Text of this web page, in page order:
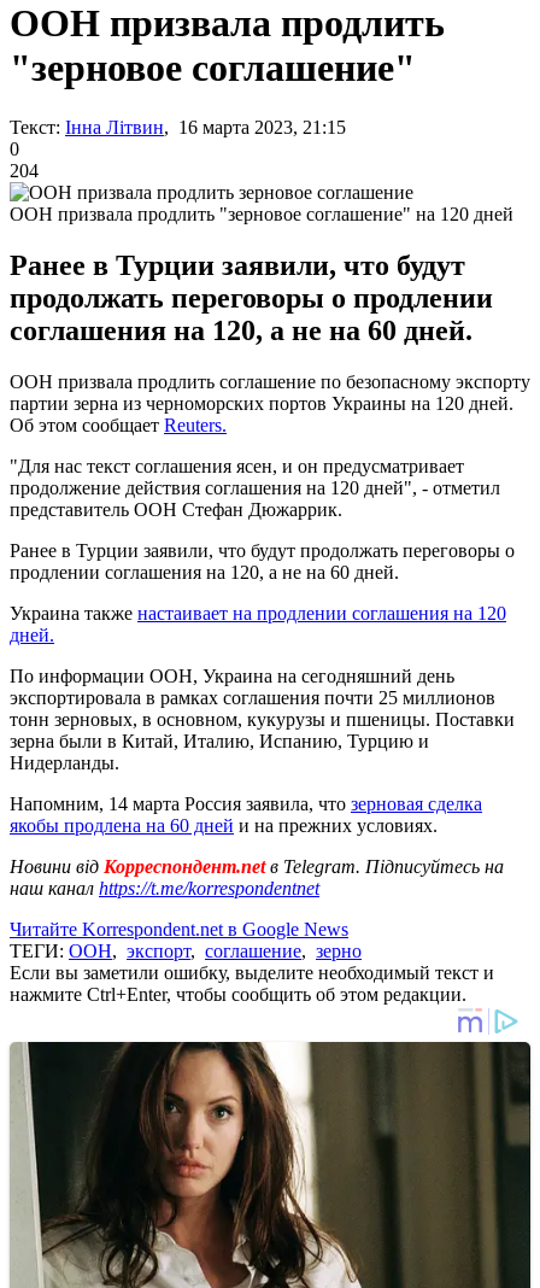
ООН призвала продлить
"зерновое соглашение"
Текст: Інна Літвин, 16 марта 2023, 21:15
0
204
ООН призвала продлить "зерновое соглашение" на 120 дней
Ранее в Турции заявили, что будут
продолжать переговоры о продлении
соглашения на 120, а не на 60 дней.
ООН призвала продлить соглашение по безопасному экспорту
партии зерна из черноморских портов Украины на 120 дней.
Об этом сообщает Reuters.
"Для нас текст соглашения ясен, и он предусматривает
продолжение действия соглашения на 120 дней", - отметил
представитель ООН Стефан Дюжаррик.
Ранее в Турции заявили, что будут продолжать переговоры о
продлении соглашения на 120, а не на 60 дней.
Украина также настаивает на продлении соглашения на 120
дней.
По информации ООН, Украина на сегодняшний день
экспортировала в рамках соглашения почти 25 миллионов
тонн зерновых, в основном, кукурузы и пшеницы. Поставки
зерна были в Китай, Италию, Испанию, Турцию и
Нидерланды.
Напомним, 14 марта Россия заявила, что зерновая сделка
якобы продлена на 60 дней и на прежних условиях.
Новини від Корреспондент.netв Telegram. Підписуйтесь на
наш канал https://t.me/korrespondentnet
Читайте Korrespondent.net в Google News
ТЕГИ: ООН, экспорт, соглашение, зерно
Если вы заметили ошибку, выделите необходимый текст и
нажмите Ctrl+Enter, чтобы сообщить об этом редакции.